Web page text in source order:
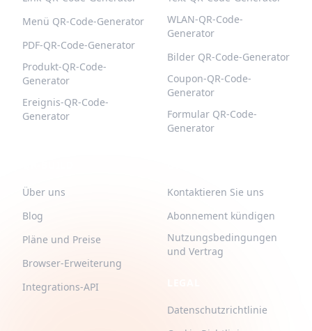
Menü QR-Code-Generator
PDF-QR-Code-Generator
Produkt-QR-Code-
Generator
Ereignis-QR-Code-
Generator
WLAN-QR-Code-
Generator
Bilder QR-Code-Generator
Coupon-QR-Code-
Generator
Formular QR-Code-
Generator
Über uns
Blog
Pläne und Preise
Browser-Erweiterung
Integrations-API
Kontaktieren Sie uns
Abonnement kündigen
Nutzungsbedingungen
und Vertrag
Datenschutzrichtlinie